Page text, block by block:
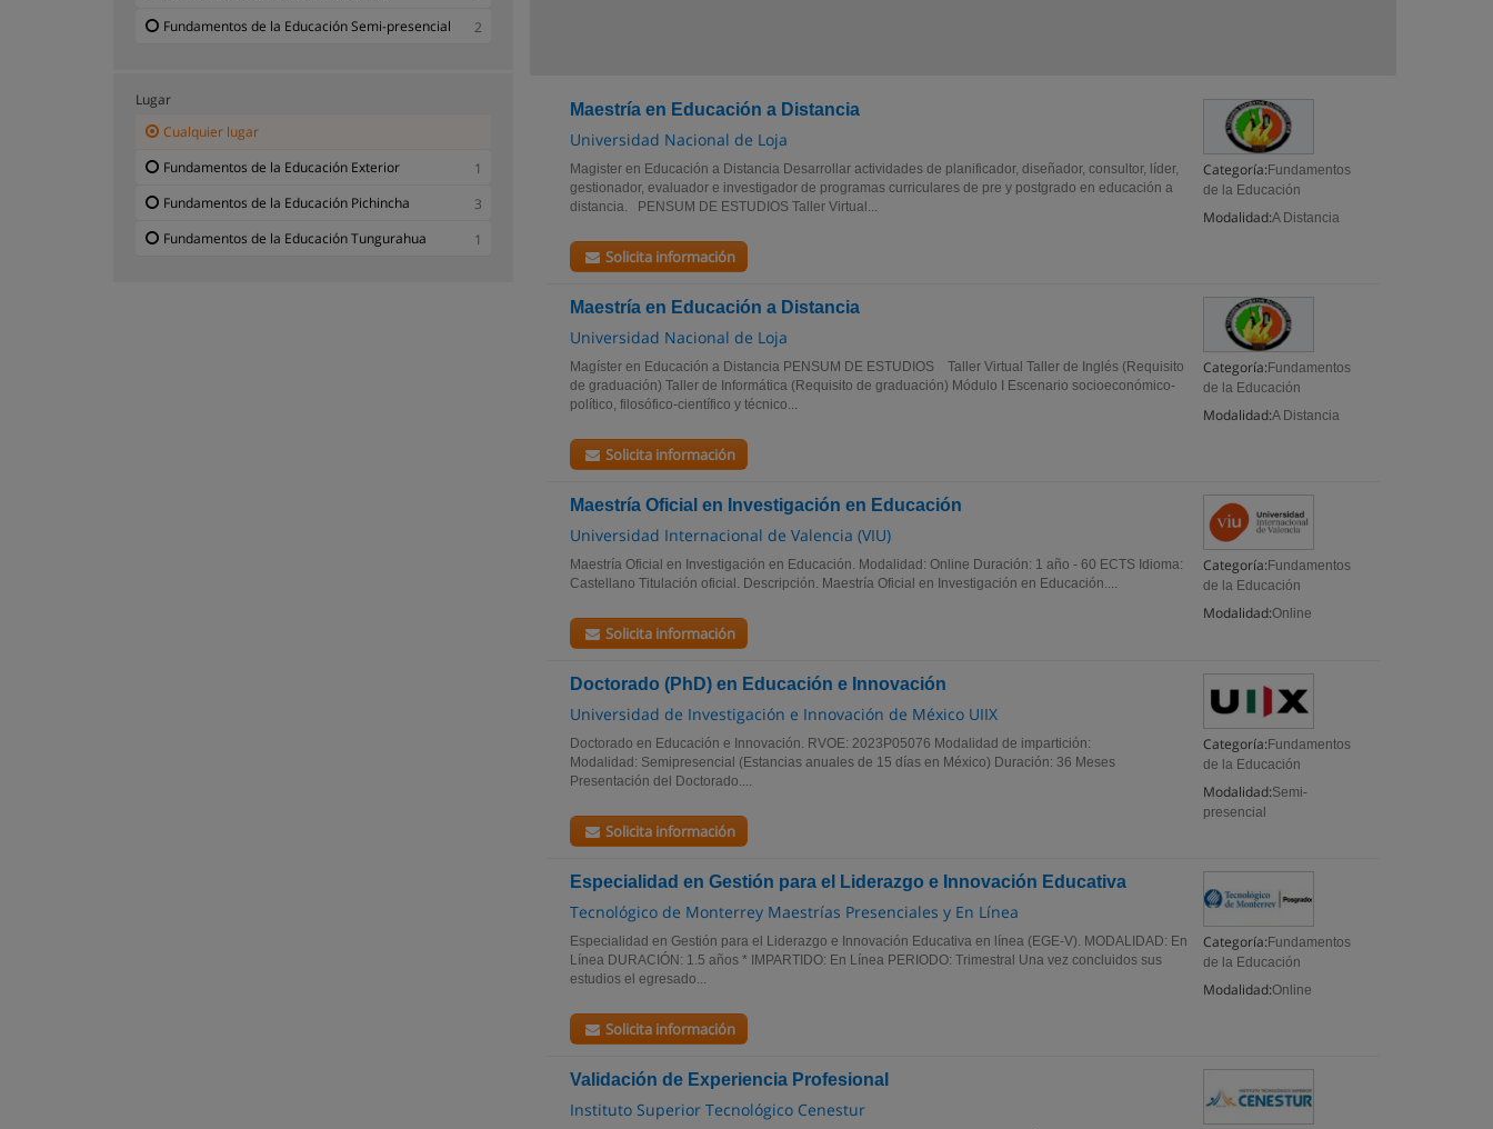
Maestría en Educación a Distancia
Universidad Nacional de Loja
Categoría: Fundamentos
de la Educación
Modalidad:A Distancia
Magister en Educación a Distancia Desarrollar actividades de planificador, diseñador, consultor, líder,
gestionador, evaluador e investigador de programas curriculares de pre y postgrado en educación a
distancia. PENSUM DE ESTUDIOS Taller Virtual...
Solicita información
Maestría en Educación a Distancia
Universidad Nacional de Loja
Categoría: Fundamentos
de la Educación
Modalidad:A Distancia
Magíster en Educación a Distancia PENSUM DE ESTUDIOS Taller Virtual Taller de Inglés (Requisito
de graduación) Taller de Informática (Requisito de graduación) Módulo I Escenario socioeconómico-
político, filosófico-científico y técnico...
Solicita información
Maestría Oficial en Investigación en Educación
Universidad Internacional de Valencia (VIU)
Categoría: Fundamentos
de la Educación
Modalidad:Online
Maestría Oficial en Investigación en Educación. Modalidad: Online Duración: 1 año - 60 ECTS Idioma:
Castellano Titulación oficial. Descripción. Maestría Oficial en Investigación en Educación....
Solicita información
Doctorado (PhD) en Educación e Innovación
Universidad de Investigación e Innovación de México UIIX
Categoría: Fundamentos
de la Educación
Modalidad:Semi-
presencial
Doctorado en Educación e Innovación. RVOE: 2023P05076 Modalidad de impartición:
Modalidad: Semipresencial (Estancias anuales de 15 días en México) Duración: 36 Meses
Presentación del Doctorado....
Solicita información
Especialidad en Gestión para el Liderazgo e Innovación Educativa
Tecnológico de Monterrey Maestrías Presenciales y En Línea
Categoría: Fundamentos
de la Educación
Modalidad:Online
Especialidad en Gestión para el Liderazgo e Innovación Educativa en línea (EGE-V). MODALIDAD: En
Línea DURACIÓN: 1.5 años * IMPARTIDO: En Línea PERIODO: Trimestral Una vez concluidos sus
estudios el egresado...
Solicita información
Validación de Experiencia Profesional
Instituto Superior Tecnológico Cenestur
Fundamentos de la Educación Semi-presencial
2
Lugar
Cualquier lugar
Fundamentos de la Educación Exterior
1
Fundamentos de la Educación Pichincha
3
Fundamentos de la Educación Tungurahua
1